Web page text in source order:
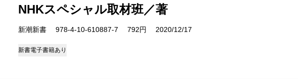
NHKスペシャル取材班／著
新潮新書 978-4-10-610887-7 792円 2020/12/17
新書電子書籍あり